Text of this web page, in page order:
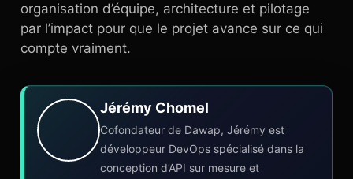
organisation d’équipe, architecture et pilotage
par l’impact pour que le projet avance sur ce qui
compte vraiment.
Jérémy Chomel
Cofondateur de Dawap, Jérémy est
développeur DevOps spécialisé dans la
conception d’API sur mesure et